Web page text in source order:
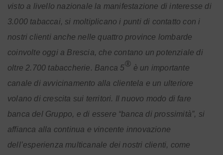
visto a livello nazionale la manifestazione di interesse di
3.000 tabaccai, si moltiplicano i punti di contatto con i
nostri clienti anche nelle quattro province lombarde
coinvolte oggi a Brescia, che contano un potenziale di
oltre 2.700 tabaccherie. Banca 5® è un importante
canale di avvicinamento alla clientela e un ulteriore
volano di crescita sui territori. Il nuovo modo di fare
banca del Gruppo, e di essere “banca di prossimità”, si
affianca alla continua e vincente innovazione
dell’esperienza multicanale dei nostri clienti, come